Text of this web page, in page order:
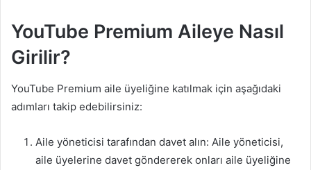
YouTube Premium Aileye Nasıl
Girilir?
YouTube Premium aile üyeliğine katılmak için aşağıdaki
adımları takip edebilirsiniz:
Aile yöneticisi tarafından davet alın: Aile yöneticisi,
aile üyelerine davet göndererek onları aile üyeliğine